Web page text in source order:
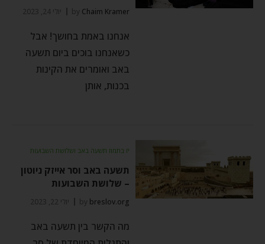
by Chaim Kramer יולי 24, 2023
אנחנו באמת בחושך! אבל
כשאנחנו בוכים ביום תשעה
באב ואומרים את הקינות
בכנות, אותן
יז בתמוז תשעה באב ושלושת השבועות
תשעה באב וסר אייזק ניוטון
– שלושת השבועות
by breslov.org יולי 22, 2023
מה הקשר בין תשעה באב